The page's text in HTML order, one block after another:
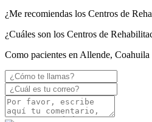
¿Me recomiendas los Centros de
¿Cuáles son los Centros de
Como pacientes en Allende,